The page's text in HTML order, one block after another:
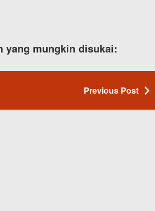
yang mungkin disukai:
Previous Post